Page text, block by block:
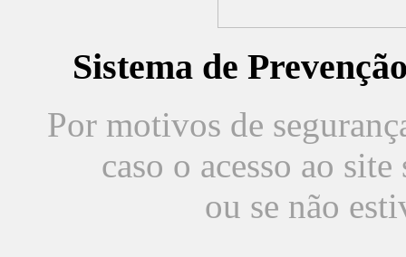
Sistema de
Por motivos de
caso o acesso ao
ou se não